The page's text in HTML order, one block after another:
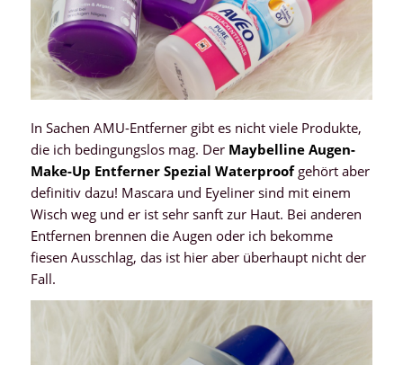
In Sachen AMU-Entferner gibt es nicht viele Produkte,
die ich bedingungslos mag. Der Maybelline Augen-
Make-Up Entferner Spezial Waterproofgehört aber
definitiv dazu! Mascara und Eyeliner sind mit einem
Wisch weg und er ist sehr sanft zur Haut. Bei anderen
Entfernen brennen die Augen oder ich bekomme
fiesen Ausschlag, das ist hier aber überhaupt nicht der
Fall.